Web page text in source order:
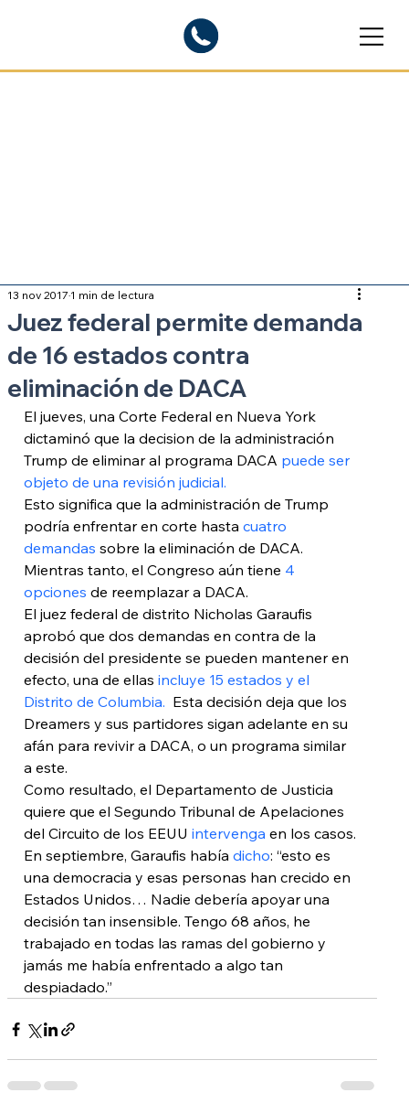
Juez federal permite demanda
de 16 estados contra
eliminación de DACA
13 nov 20171 min de lectura
El jueves, una Corte Federal en Nueva York
dictaminó que la decision de la administración
Trump de eliminar al programa DACA puede ser
objeto de una revisión judicial.
Esto significa que la administración de Trump
podría enfrentar en corte hasta cuatro
demandas sobre la eliminación de DACA.
Mientras tanto, el Congreso aún tiene 4
opciones de reemplazar a DACA.
El juez federal de distrito Nicholas Garaufis
aprobó que dos demandas en contra de la
decisión del presidente se pueden mantener en
efecto, una de ellas incluye 15 estados y el
Distrito de Columbia. Esta decisión deja que los
Dreamers y sus partidores sigan adelante en su
afán para revivir a DACA, o un programa similar
a este.
Como resultado, el Departamento de Justicia
quiere que el Segundo Tribunal de Apelaciones
del Circuito de los EEUU intervenga en los casos.
En septiembre, Garaufis había dicho: “esto es
una democracia y esas personas han crecido en
Estados Unidos… Nadie debería apoyar una
decisión tan insensible. Tengo 68 años, he
trabajado en todas las ramas del gobierno y
jamás me había enfrentado a algo tan
despiadado.”